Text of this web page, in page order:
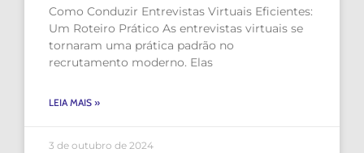
Como Conduzir Entrevistas Virtuais Eficientes:
Um Roteiro Prático As entrevistas virtuais se
tornaram uma prática padrão no
recrutamento moderno. Elas
LEIA MAIS »
3 de outubro de 2024